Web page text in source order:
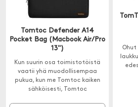
Tomtoc Defender A14
Pocket Bag (Macbook Air/Pro
13")
Kun suurin osa toimistotöistä
vaatii yhä muodollisempaa
pukua, kun me Tomtoc kaiken
sähköisesti, Tomtoc
Ohut